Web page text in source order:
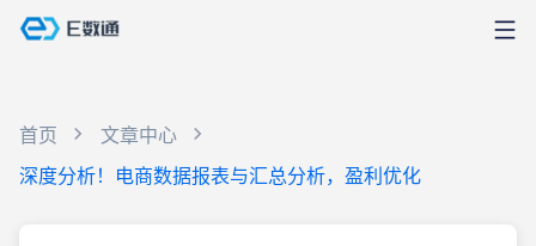
首页
文章中心
深度分析！电商数据报表与汇总分析，盈利优化